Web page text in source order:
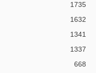
1735
1632
1341
1337
668